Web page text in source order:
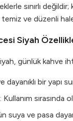
sınırlı değildir;
ve düzenli
Siyah
günlük kahve
dayanıklı bir yapı
: Kullanım
suya ve pasa